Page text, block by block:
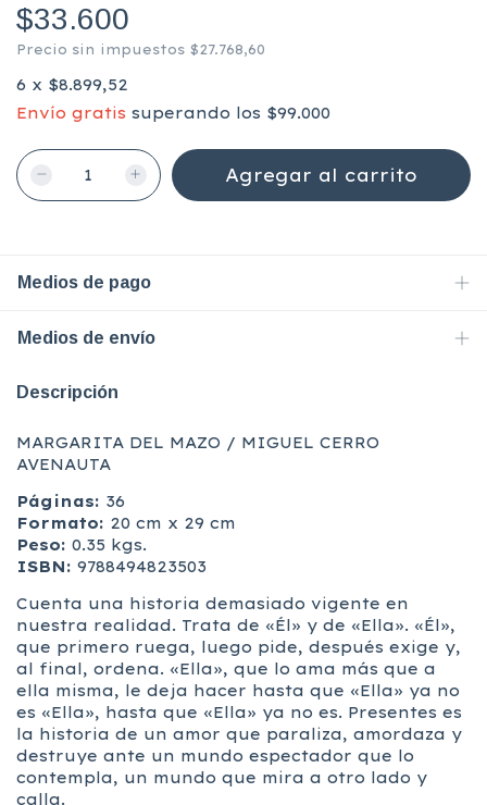
$33.600
Precio sin impuestos $27.768,60
6 x $8.899,52
Envío gratis superando los $99.000
Medios de pago
Medios de envío
Descripción
MARGARITA DEL MAZO / MIGUEL CERRO
AVENAUTA
Páginas: 36
Formato: 20 cm x 29 cm
Peso: 0.35 kgs.
ISBN: 9788494823503
Cuenta una historia demasiado vigente en
nuestra realidad. Trata de «Él» y de «Ella». «Él»,
que primero ruega, luego pide, después exige y,
al final, ordena. «Ella», que lo ama más que a
ella misma, le deja hacer hasta que «Ella» ya no
es «Ella», hasta que «Ella» ya no es. Presentes es
la historia de un amor que paraliza, amordaza y
destruye ante un mundo espectador que lo
contempla, un mundo que mira a otro lado y
calla.